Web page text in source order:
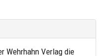
Wehrhahn Verlag die